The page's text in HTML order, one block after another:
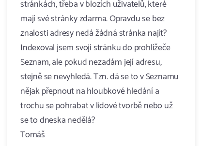
stránkách, třeba v blozích uživatelů, které
mají své stránky zdarma. Opravdu se bez
znalosti adresy nedá žádná stránka najít?
Indexoval jsem svojí stránku do prohlížeče
Seznam, ale pokud nezadám její adresu,
stejně se nevyhledá. Tzn. dá se to v Seznamu
nějak přepnout na hloubkové hledání a
trochu se pohrabat v lidové tvorbě nebo už
se to dneska nedělá?
Tomáš